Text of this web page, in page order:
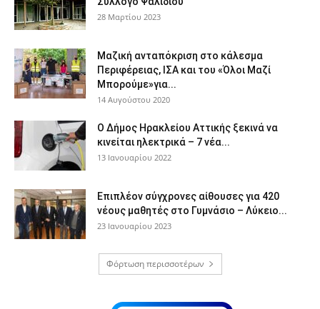
28 Μαρτίου 2023
Μαζική ανταπόκριση στο κάλεσμα
Περιφέρειας, ΙΣΑ και του «Όλοι Μαζί
Μπορούμε»για...
14 Αυγούστου 2020
Ο Δήμος Ηρακλείου Αττικής ξεκινά να
κινείται ηλεκτρικά – 7 νέα...
13 Ιανουαρίου 2022
Επιπλέον σύγχρονες αίθουσες για 420
νέους μαθητές στο Γυμνάσιο – Λύκειο...
23 Ιανουαρίου 2023
Φόρτωση περισσοτέρων